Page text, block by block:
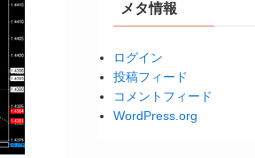
メタ情報
ログイン
投稿フィード
コメントフィード
WordPress.org